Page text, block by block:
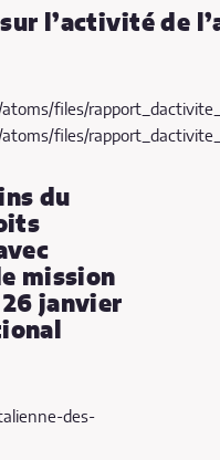
l’activité de
files/
files/
du
mission
26 janvier
des-